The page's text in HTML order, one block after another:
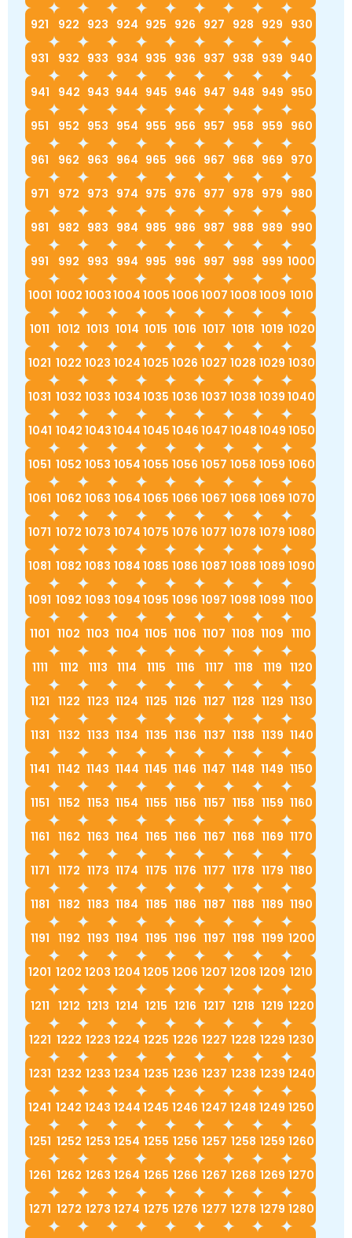
921 922 923 924 925 926 927 928 929 930
931 932 933 934 935 936 937 938 939 940
941 942 943 944 945 946 947 948 949 950
951 952 953 954 955 956 957 958 959 960
961 962 963 964 965 966 967 968 969 970
971 972 973 974 975 976 977 978 979 980
981 982 983 984 985 986 987 988 989 990
991 992 993 994 995 996 997 998 999 1000
1001 1002 10031004 1005 1006 1007 1008 1009 1010
1011 1012 1013 1014 1015 1016 1017 1018 1019 1020
1021 1022 1023 1024 1025 1026 1027 1028 1029 1030
1031 1032 1033 1034 1035 1036 1037 1038 1039 1040
1041 1042 10431044 1045 1046 1047 1048 1049 1050
1051 1052 1053 1054 1055 1056 1057 1058 1059 1060
1061 1062 1063 1064 1065 1066 1067 1068 1069 1070
1071 1072 1073 1074 1075 1076 1077 1078 1079 1080
1081 1082 1083 1084 1085 1086 1087 1088 1089 1090
1091 1092 1093 1094 1095 1096 1097 1098 1099 1100
1101 1102 1103 1104 1105 1106 1107 1108 1109 1110
1111 1112 1113 1114 1115 1116 1117 1118 1119 1120
1121 1122 1123 1124 1125 1126 1127 1128 1129 1130
1131 1132 1133 1134 1135 1136 1137 1138 1139 1140
1141 1142 1143 1144 1145 1146 1147 1148 1149 1150
1151 1152 1153 1154 1155 1156 1157 1158 1159 1160
1161 1162 1163 1164 1165 1166 1167 1168 1169 1170
1171 1172 1173 1174 1175 1176 1177 1178 1179 1180
1181 1182 1183 1184 1185 1186 1187 1188 1189 1190
1191 1192 1193 1194 1195 1196 1197 1198 1199 1200
1201 1202 1203 1204 1205 1206 1207 1208 1209 1210
1211 1212 1213 1214 1215 1216 1217 1218 1219 1220
1221 1222 1223 1224 1225 1226 1227 1228 1229 1230
1231 1232 1233 1234 1235 1236 1237 1238 1239 1240
1241 1242 1243 1244 1245 1246 1247 1248 1249 1250
1251 1252 1253 1254 1255 1256 1257 1258 1259 1260
1261 1262 1263 1264 1265 1266 1267 1268 1269 1270
1271 1272 1273 1274 1275 1276 1277 1278 1279 1280